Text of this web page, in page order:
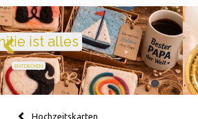
Geburtstag feiern
Ballons · Tischdeko · Karten ·
GEBURTSTAGSDEKO ENTDECKEN
Hochzeitskarten